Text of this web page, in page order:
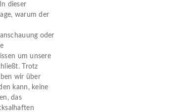
dieser
warum der
oder
um unsere
Trotz
wir über
kann, keine
das